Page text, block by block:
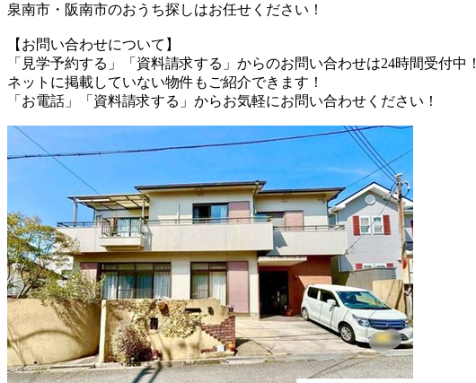
泉南市・阪南市のおうち探しはお任せください！
【お問い合わせについて】
「見学予約する」「資料請求する」からのお問い合わせは24時間受付中！
ネットに掲載していない物件もご紹介できます！
「お電話」「資料請求する」からお気軽にお問い合わせください！